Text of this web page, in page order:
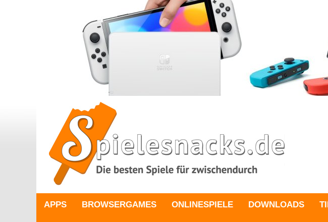
APPS BROWSERGAMES ONLINESPIELE DOWNLOADS